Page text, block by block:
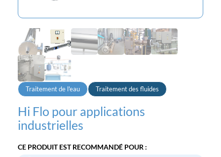
Traitement de l'eau Traitement des fluides
Hi Flo pour applications
industrielles
CE PRODUIT EST RECOMMANDÉ POUR :